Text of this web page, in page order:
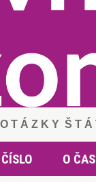
T Á Z K Y Š T
O